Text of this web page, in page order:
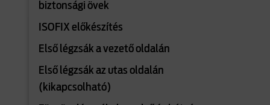
biztonsági övek
ISOFIX előkészítés
Első légzsák a vezető oldalán
Első légzsák az utas oldalán
(kikapcsolható)